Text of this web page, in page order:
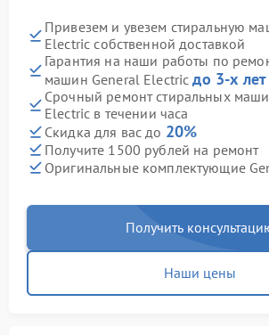
Привезем и увезем стиральную
Electric собственной доставкой
Гарантия на наши работы по
машин General Electricдо 3-х лет
Срочный ремонт стиральных
Electric в течении часа
Скидка для вас до 20%
Получите 1500 рублей на ремонт
Оригинальные комплектующие
Получить
Наши цены